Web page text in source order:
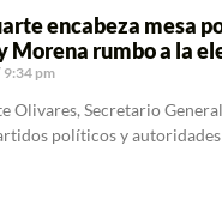
encabeza mesa
Morena rumbo a la
9:34 pm
Olivares, Secretario
políticos y